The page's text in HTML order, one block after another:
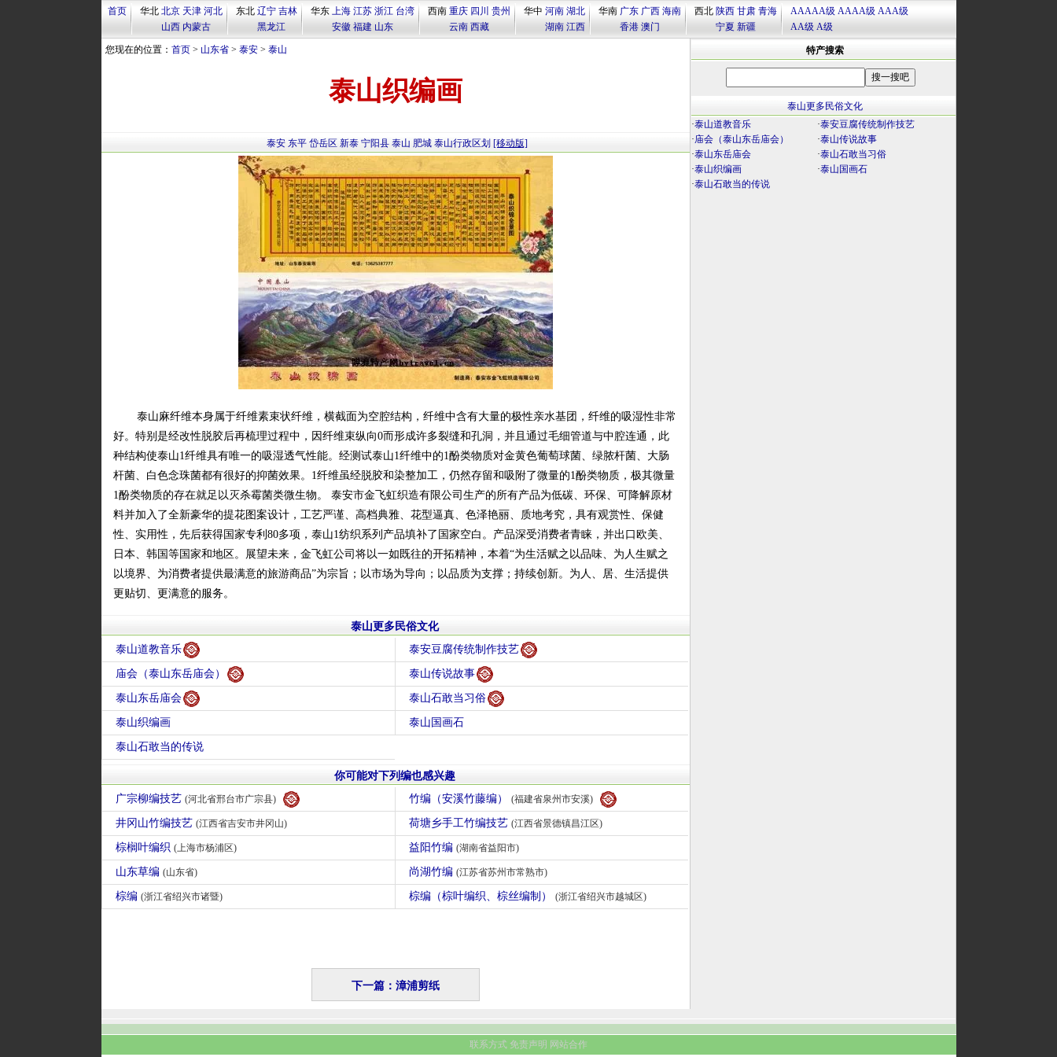
首页 华北 北京 天津 河北
山西 内蒙古
东北 辽宁 吉林
黑龙江
华东 上海 江苏 浙江 台湾
安徽 福建 山东
西南 重庆 四川 贵州
云南 西藏
华中 河南 湖北
湖南 江西
华南 广东 广西 海南
香港 澳门
西北 陕西 甘肃 青海
宁夏 新疆
AAAAA级 AAAA级 AAA级
AA级 A级
您现在的位置： 首页> 山东省> 泰安> 泰山
泰山织编画
泰安 东平 岱岳区 新泰 宁阳县 泰山 肥城 泰山行政区划 [移动版]
泰山麻纤维本身属于纤维素束状纤维，横截面为空腔结构，纤维中含有大量的极性亲水基团，纤维的吸湿性非常
好。特别是经改性脱胶后再梳理过程中，因纤维束纵向0而形成许多裂缝和孔洞，并且通过毛细管道与中腔连通，此
种结构使泰山1纤维具有唯一的吸湿透气性能。经测试泰山1纤维中的1酚类物质对金黄色葡萄球菌、绿脓杆菌、大肠
杆菌、白色念珠菌都有很好的抑菌效果。1纤维虽经脱胶和染整加工，仍然存留和吸附了微量的1酚类物质，极其微量
1酚类物质的存在就足以灭杀霉菌类微生物。 泰安市金飞虹织造有限公司生产的所有产品为低碳、环保、可降解原材
料并加入了全新豪华的提花图案设计，工艺严谨、高档典雅、花型逼真、色泽艳丽、质地考究，具有观赏性、保健
性、实用性，先后获得国家专利80多项，泰山1纺织系列产品填补了国家空白。产品深受消费者青睐，并出口欧美、
日本、韩国等国家和地区。展望未来，金飞虹公司将以一如既往的开拓精神，本着“为生活赋之以品味、为人生赋之
以境界、为消费者提供最满意的旅游商品”为宗旨；以市场为导向；以品质为支撑；持续创新。为人、居、生活提供
更贴切、更满意的服务。
泰山更多民俗文化
泰山道教音乐
泰安豆腐传统制作技艺
庙会（泰山东岳庙会） 泰山传说故事
泰山东岳庙会 泰山石敢当习俗
泰山织编画 泰山国画石
泰山石敢当的传说
你可能对下列编也感兴趣
广宗柳编技艺 (河北省邢台市广宗县) 竹编（安溪竹藤编） (福建省泉州市安溪)
井冈山竹编技艺 (江西省吉安市井冈山) 荷塘乡手工竹编技艺 (江西省景德镇昌江区)
棕榈叶编织 (上海市杨浦区) 益阳竹编 (湖南省益阳市)
山东草编 (山东省) 尚湖竹编 (江苏省苏州市常熟市)
棕编 (浙江省绍兴市诸暨) 棕编（棕叶编织、棕丝编制） (浙江省绍兴市越城区)
下一篇：漳浦剪纸
特产搜索
泰山更多民俗文化
·泰山道教音乐 ·泰安豆腐传统制作技艺
·庙会（泰山东岳庙会） ·泰山传说故事
·泰山东岳庙会 ·泰山石敢当习俗
·泰山织编画 ·泰山国画石
·泰山石敢当的传说
联系方式 免责声明 网站合作